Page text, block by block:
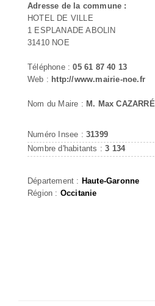
Adresse de la commune :
HOTEL DE VILLE
1 ESPLANADE ABOLIN
31410 NOE
Téléphone :05 61 87 40 13
Web : http://www.mairie-noe.fr
Nom du Maire : M. Max CAZARRÉ
Numéro Insee : 31399
Nombre d'habitants :3 134
Département : Haute-Garonne
Région : Occitanie